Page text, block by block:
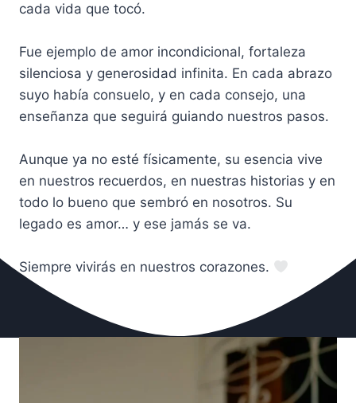
cada vida que tocó.
Fue ejemplo de amor incondicional, fortaleza
silenciosa y generosidad infinita. En cada abrazo
suyo había consuelo, y en cada consejo, una
enseñanza que seguirá guiando nuestros pasos.
Aunque ya no esté físicamente, su esencia vive
en nuestros recuerdos, en nuestras historias y en
todo lo bueno que sembró en nosotros. Su
legado es amor… y ese jamás se va.
Siempre vivirás en nuestros corazones.